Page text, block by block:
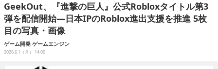
企業動向
人材育成
産業政策
GeekOut、『進撃の巨人』公式Robloxタイトル第3
弾を配信開始―日本IPのRoblox進出支援を推進 5枚
目の写真・画像
ゲーム開発 ゲームエンジン
2026.6.1（月） 14:00